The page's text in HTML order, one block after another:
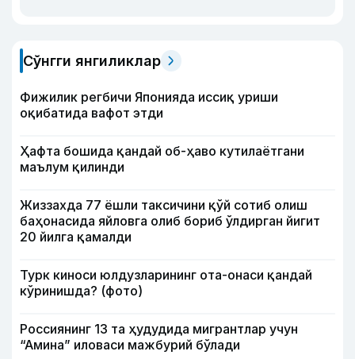
Сўнгги янгиликлар
Фижилик регбичи Японияда иссиқ уриши
оқибатида вафот этди
Ҳафта бошида қандай об-ҳаво кутилаётгани
маълум қилинди
Жиззахда 77 ёшли таксичини қўй сотиб олиш
баҳонасида яйловга олиб бориб ўлдирган йигит
20 йилга қамалди
Турк киноси юлдузларининг ота-онаси қандай
кўринишда? (фото)
Россиянинг 13 та ҳудудида мигрантлар учун
“Амина” иловаси мажбурий бўлади